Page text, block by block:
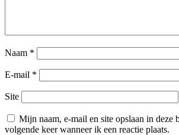
Naam *
E-mail *
Site
Mijn naam, e-mail en site opslaan in deze
volgende keer wanneer ik een reactie plaats.